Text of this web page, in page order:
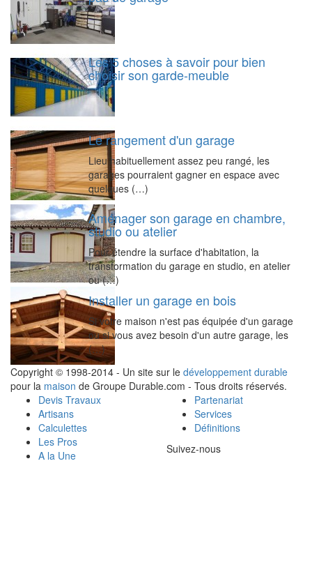
Les 5 choses à savoir pour bien
choisir son garde-meuble
Le rangement d'un garage
Lieu habituellement assez peu rangé, les
garages pourraient gagner en espace avec
quelques (…)
Aménager son garage en chambre,
studio ou atelier
Pour étendre la surface d'habitation, la
transformation du garage en studio, en atelier
ou (…)
Installer un garage en bois
Si votre maison n'est pas équipée d'un garage
ou si vous avez besoin d'un autre garage, les
(…)
Copyright © 1998-2014 - Un site sur le développement durable
pour la maison de Groupe Durable.com - Tous droits réservés.
Devis Travaux
Artisans
Calculettes
Les Pros
A la Une
Partenariat
Services
Définitions
Suivez-nous